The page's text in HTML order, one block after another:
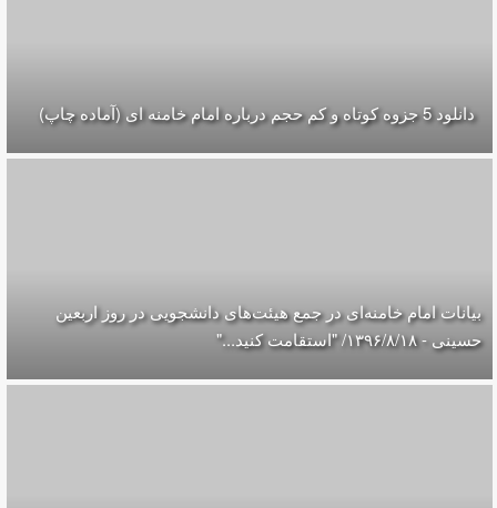
دانلود 5 جزوه كوتاه و كم حجم درباره امام خامنه ای (آماده چاپ)
بیانات امام خامنه‌ای در جمع هیئت‌های دانشجویی در روز اربعین
حسینی - ۱۳۹۶/۸/۱۸/ "استقامت کنید..."